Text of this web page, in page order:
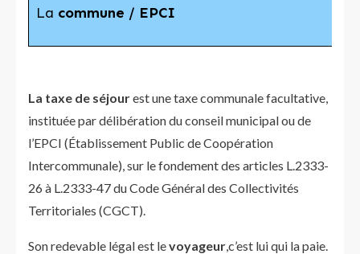
La commune / EPCI
La taxe de séjourest une taxe communale facultative,
instituée par délibération du conseil municipal ou de
l’EPCI (Établissement Public de Coopération
Intercommunale), sur le fondement des articles L.2333-
26 à L.2333-47 du Code Général des Collectivités
Territoriales (CGCT).
Son redevable légal est levoyageur,c’est lui qui la paie.